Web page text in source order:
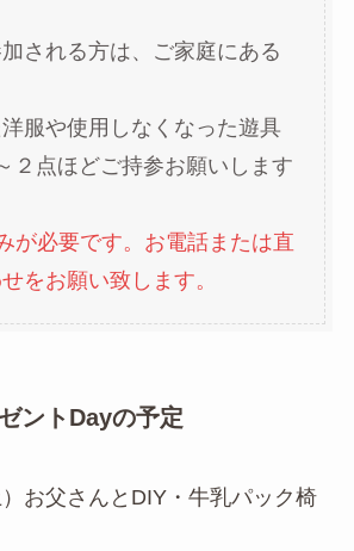
される方は、ご家庭にある
服や使用しなくなった遊具
２点ほどご持参お願いします
が必要です。お電話または直
をお願い致します。
ントDayの予定
お父さんとDIY・牛乳パック椅